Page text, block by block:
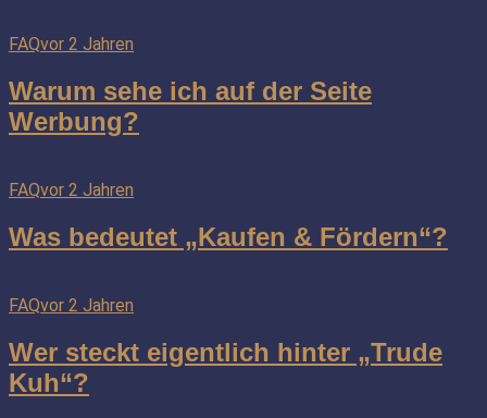
FAQvor 2 Jahren
Warum sehe ich auf der Seite
Werbung?
FAQvor 2 Jahren
Was bedeutet „Kaufen & Fördern“?
FAQvor 2 Jahren
Wer steckt eigentlich hinter „Trude
Kuh“?